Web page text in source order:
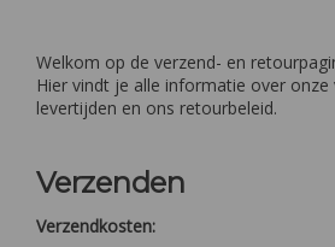
Welkom op de verzend- en
Hier vindt je alle informatie over
levertijden en ons retourbeleid.
Verzenden
Verzendkosten: